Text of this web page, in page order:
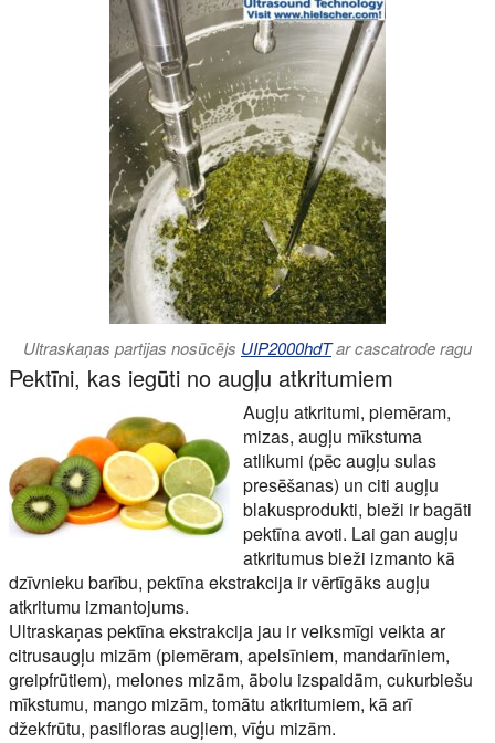
Ultraskaņas partijas nosūcējs UIP2000hdTar cascatrode ragu
Pektīni, kas iegūti no augļu atkritumiem
Augļu atkritumi, piemēram,
mizas, augļu mīkstuma
atlikumi (pēc augļu sulas
presēšanas) un citi augļu
blakusprodukti, bieži ir bagāti
pektīna avoti. Lai gan augļu
atkritumus bieži izmanto kā
dzīvnieku barību, pektīna ekstrakcija ir vērtīgāks augļu
atkritumu izmantojums.
Ultraskaņas pektīna ekstrakcija jau ir veiksmīgi veikta ar
citrusaugļu mizām (piemēram, apelsīniem, mandarīniem,
greipfrūtiem), melones mizām, ābolu izspaidām, cukurbiešu
mīkstumu, mango mizām, tomātu atkritumiem, kā arī
džekfrūtu, pasifloras augļiem, vīģu mizām.